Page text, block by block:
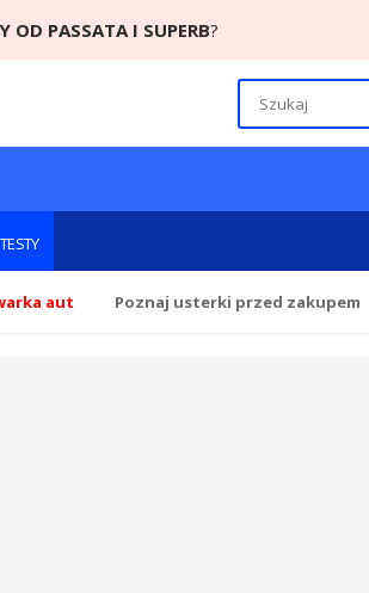
OD PASSATA I SUPERB?
aut Poznaj usterki przed zakupem